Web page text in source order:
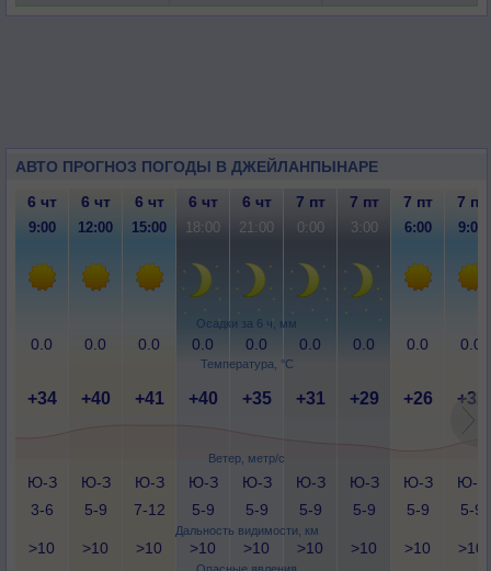
АВТО ПРОГНОЗ ПОГОДЫ В ДЖЕЙЛАНПЫНАРЕ
Осадки за 6 ч, мм
Температура, °C
Ветер, метр/с
Дальность видимости, км
6 чт 6 чт 6 чт 6 чт 6 чт 7 пт 7 пт 7 пт 7 пт
9:00 12:00 15:00 18:00 21:00 0:00 3:00 6:00 9:00
0.0 0.0 0.0 0.0 0.0 0.0 0.0 0.0 0.0
+34 +40 +41 +40 +35 +31 +29 +26 +32
Ю-З
3-6
Ю-З
5-9
Ю-З
7-12
Ю-З
5-9
Ю-З
5-9
Ю-З
5-9
Ю-З
5-9
Ю-З
5-9
Ю-З
5-9
>10 >10 >10 >10 >10 >10 >10 >10 >10